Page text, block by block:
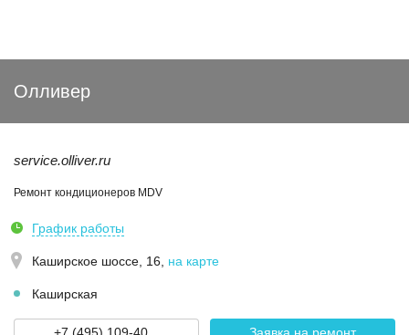
Олливер
service.olliver.ru
Ремонт кондиционеров MDV
График работы
Каширское шоссе, 16 на карте
Каширская